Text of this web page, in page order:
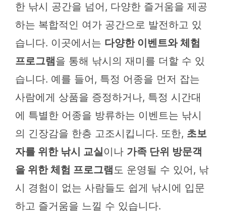
한 낚시 공간을 넘어, 다양한 즐거움을 제공
하는 복합적인 여가 공간으로 발전하고 있
습니다. 이곳에서는 다양한 이벤트와 체험
프로그램을 통해 낚시의 재미를 더할 수 있
습니다. 예를 들어, 특정 어종을 먼저 잡는
사람에게 상품을 증정하거나, 특정 시간대
에 특별한 어종을 방류하는 이벤트는 낚시
의 긴장감을 한층 고조시킵니다. 또한, 초보
자를 위한 낚시 교실이나 가족 단위 방문객
을 위한 체험 프로그램도 운영될 수 있어, 낚
시 경험이 없는 사람들도 쉽게 낚시에 입문
하고 즐거움을 느낄 수 있습니다.